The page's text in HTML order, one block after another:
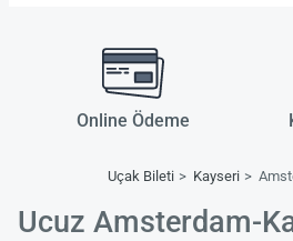
Online Ödeme
Uçak Bileti Kayseri
Ucuz Amsterdam-